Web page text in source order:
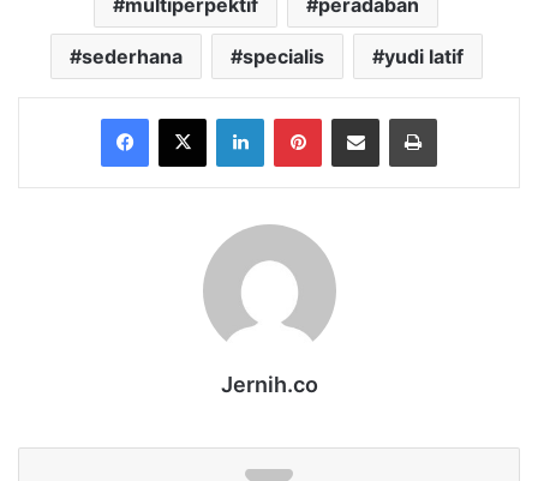
multiperpektif peradaban
sederhana specialis yudi latif
Facebook
X LinkedInPinterestShare via Email Print
Jernih.co